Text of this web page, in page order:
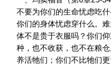
不要为你们的生命忧虑吃
你们的身体忧虑穿什么。
体不是贵于衣服吗？你们
种，也不收获，也不在粮
养活牠们；你们不比牠们